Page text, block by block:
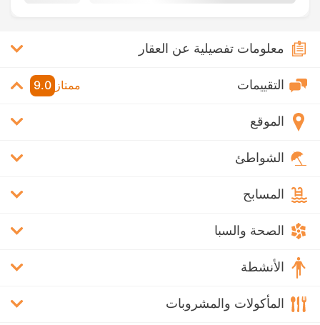
معلومات تفصيلية عن العقار
التقييمات ممتاز 9.0
الموقع
الشواطئ
المسابح
الصحة والسبا
الأنشطة
المأكولات والمشروبات